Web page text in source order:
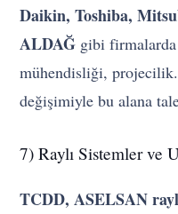
Daikin, Toshiba,
ALDAĞ gibi firmalarda
mühendisliği,
değişimiyle bu alana
7) Raylı Sistemler ve
TCDD, ASELSAN